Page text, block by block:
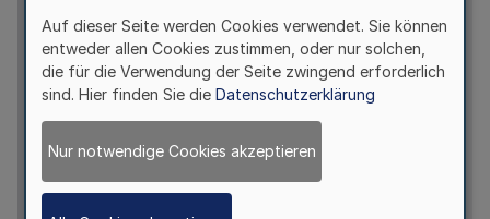
Auf dieser Seite werden Cookies verwendet. Sie können
entweder allen Cookies zustimmen, oder nur solchen,
die für die Verwendung der Seite zwingend erforderlich
sind. Hier finden Sie die Datenschutzerklärung
Nur notwendige Cookies akzeptieren